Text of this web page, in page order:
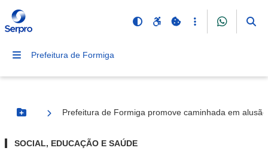
Prefeitura de Formiga
Botão Menu
Prefeitura de Formiga promove caminhada em
SOCIAL, EDUCAÇÃO E SAÚDE